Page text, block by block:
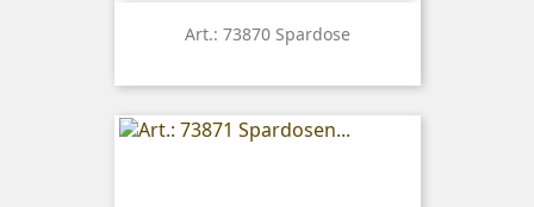
Art.: 73870 Spardose